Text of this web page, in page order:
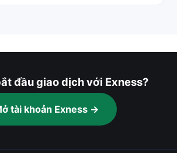
đầu giao dịch với Exness?
tài khoản Exness →